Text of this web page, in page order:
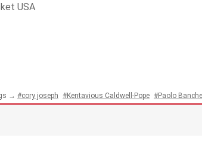
USA
→ cory joseph Kentavious Caldwell-Pope Paolo